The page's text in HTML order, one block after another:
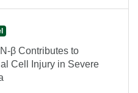
β Contributes to
Cell Injury in Severe